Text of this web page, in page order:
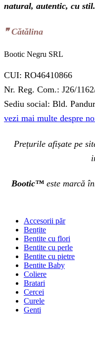
natural, autentic, cu stil.
❞‬ Cătălina
Bootic Negru SRL
CUI: RO46410866
Nr. Reg. Com.: J26/
Sediu social: Bld.
vezi mai multe despre
Prețurile afișate pe
Bootic™ este marcă
Accesorii păr
Bențite
Bentite cu flori
Bentite cu perle
Bentite cu pietre
Bentite Baby
Coliere
Bratari
Cercei
Curele
Genti